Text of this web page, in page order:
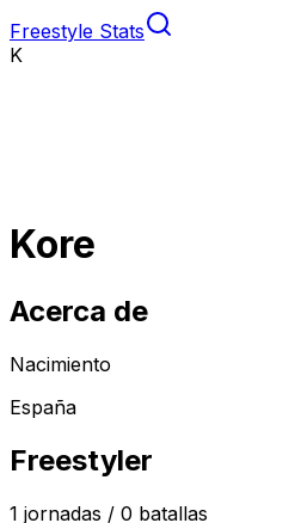
Freestyle Stats
K
Kore
Acerca de
Nacimiento
España
Freestyler
1 jornadas / 0 batallas